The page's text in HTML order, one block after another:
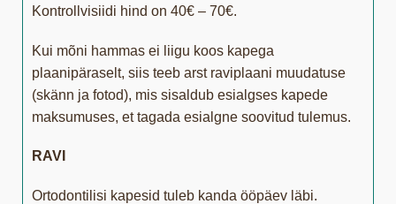
Kontrollvisiidi hind on 40€ – 70€.
Kui mõni hammas ei liigu koos kapega
plaanipäraselt, siis teeb arst raviplaani muudatuse
(skänn ja fotod), mis sisaldub esialgses kapede
maksumuses, et tagada esialgne soovitud tulemus.
RAVI
Ortodontilisi kapesid tuleb kanda ööpäev läbi.